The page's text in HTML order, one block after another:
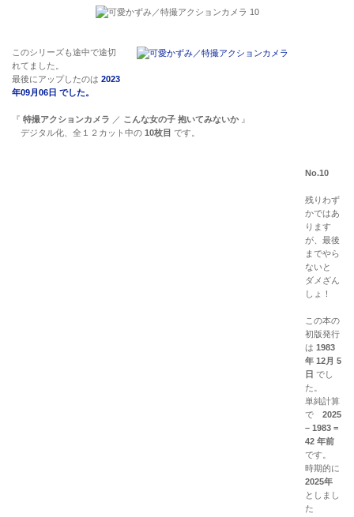
このシリーズも途中で途切
れてました。
最後にアップしたのは 2023
年09月06日 でした。
『 特撮アクションカメラ ／ こんな女の子 抱いてみないか 』
デジタル化、全１２カット中の 10枚目 です。
No.10
残りわず
かではあ
ります
が、最後
までやら
ないと
ダメざん
しょ！
この本の
初版発行
は 1983
年 12月 5
日 でし
た。
単純計算
で 2025
– 1983 =
42 年前
です。
時期的に
2025年
としまし
た